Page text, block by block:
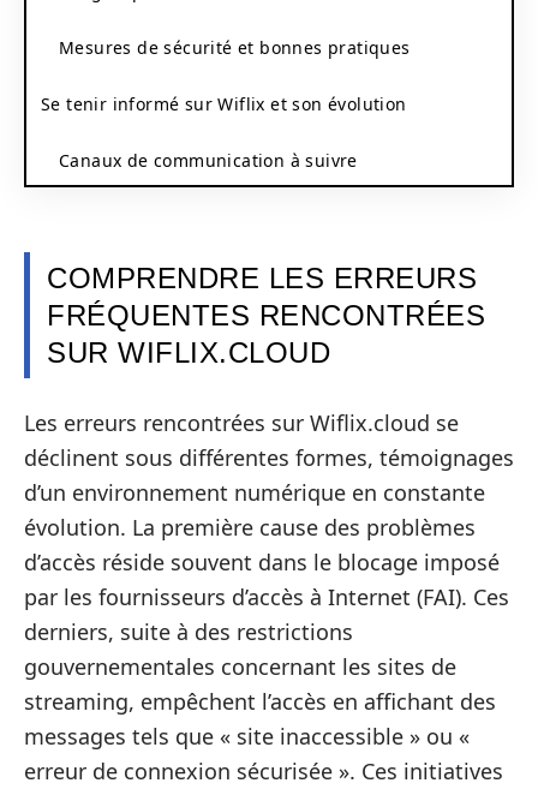
Mesures de sécurité et bonnes pratiques
Se tenir informé sur Wiflix et son évolution
Canaux de communication à suivre
COMPRENDRE LES ERREURS
FRÉQUENTES RENCONTRÉES
SUR WIFLIX.CLOUD
Les erreurs rencontrées sur Wiflix.cloud se
déclinent sous différentes formes, témoignages
d’un environnement numérique en constante
évolution. La première cause des problèmes
d’accès réside souvent dans le blocage imposé
par les fournisseurs d’accès à Internet (FAI). Ces
derniers, suite à des restrictions
gouvernementales concernant les sites de
streaming, empêchent l’accès en affichant des
messages tels que « site inaccessible » ou «
erreur de connexion sécurisée ». Ces initiatives